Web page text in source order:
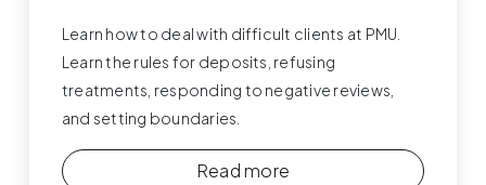
Learn how to deal with difficult clients at PMU.
Learn the rules for deposits, refusing
treatments, responding to negative reviews,
and setting boundaries.
Read more